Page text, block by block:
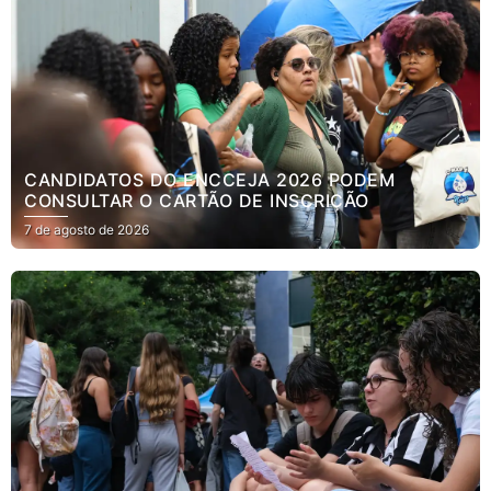
CANDIDATOS DO ENCCEJA 2026 PODEM
CONSULTAR O CARTÃO DE INSCRIÇÃO
7 de agosto de 2026